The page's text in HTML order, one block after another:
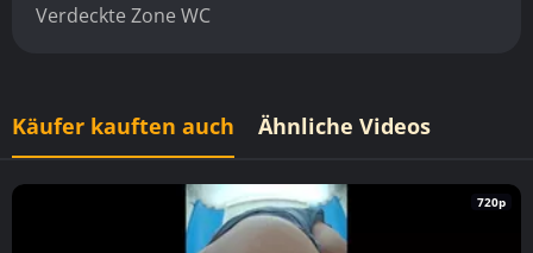
Verdeckte Zone WC
Käufer kauften auch Ähnliche Videos
720p